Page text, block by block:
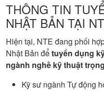
THÔNG TIN
NHẬT BẢN TẠI
Hiện tại, NTE đang phối
Nhật Bản đểtuyển dụng
ngành nghề kỹ thuật
Kỹ sư ngành Tự động